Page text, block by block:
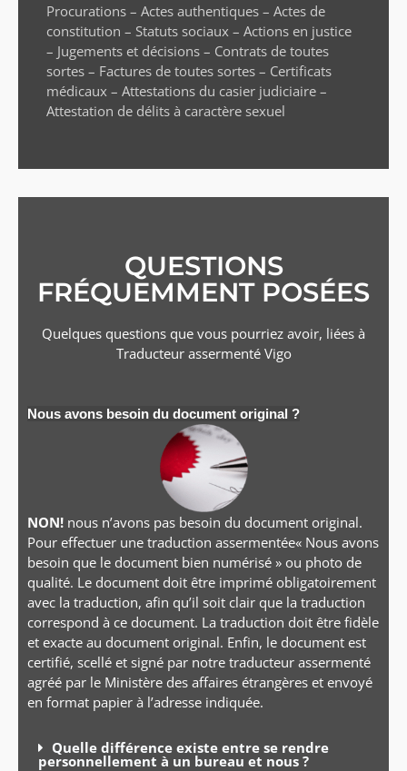
Procurations – Actes authentiques – Actes de
constitution – Statuts sociaux – Actions en justice
– Jugements et décisions – Contrats de toutes
sortes – Factures de toutes sortes – Certificats
médicaux – Attestations du casier judiciaire –
Attestation de délits à caractère sexuel
QUESTIONS
FRÉQUEMMENT POSÉES
Quelques questions que vous pourriez avoir, liées à
Traducteur assermenté Vigo
Nous avons besoin du document original ?
NON! nous n’avons pas besoin du document original.
Pour effectuer une traduction assermentée« Nous avons
besoin que le document bien numérisé » ou photo de
qualité. Le document doit être imprimé obligatoirement
avec la traduction, afin qu’il soit clair que la traduction
correspond à ce document. La traduction doit être fidèle
et exacte au document original. Enfin, le document est
certifié, scellé et signé par notre traducteur assermenté
agréé par le Ministère des affaires étrangères et envoyé
en format papier à l’adresse indiquée.
Quelle différence existe entre se rendre
personnellement à un bureau et nous ?